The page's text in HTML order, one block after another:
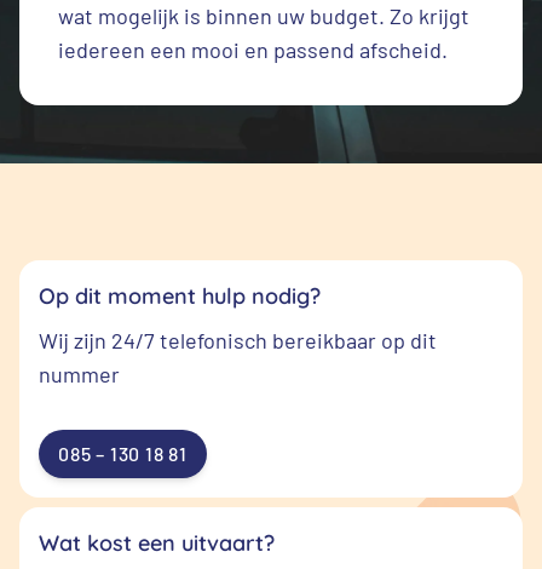
wat mogelijk is binnen uw budget. Zo krijgt
iedereen een mooi en passend afscheid.
Op dit moment hulp nodig?
Wij zijn 24/7 telefonisch bereikbaar op dit
nummer
085 – 130 18 81
Wat kost een uitvaart?